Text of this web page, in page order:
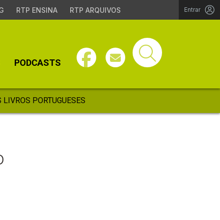
RTP ENSINA RTP ARQUIVOS Entrar
PODCASTS
LIVROS PORTUGUESES